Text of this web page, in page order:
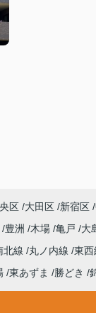
区 大田区 新宿区
豊洲 木場 亀戸 大
北線 丸ノ内線 東西
東あずま 勝どき